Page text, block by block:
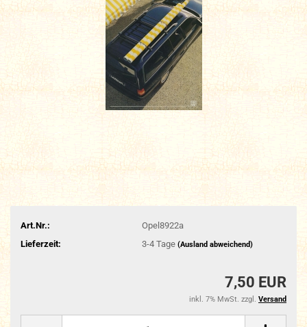
Art.Nr.:
Opel8922a
Lieferzeit:
3-4 Tage (Ausland abweichend)
7,50 EUR
inkl. 7% MwSt. zzgl. Versand